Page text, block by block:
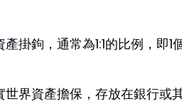
掛鉤，通常為1:1的比例，即
界資產擔保，存放在銀行